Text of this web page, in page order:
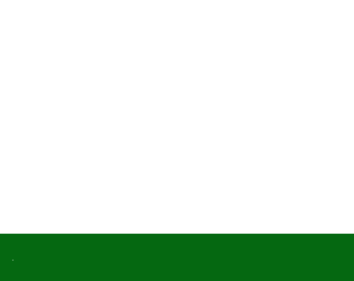
.